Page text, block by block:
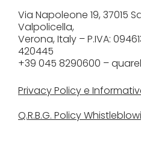
Via Napoleone 19, 37015
Valpolicella,
Verona, Italy – P.IVA:
420445
+39 045 8290600 –
Privacy Policy e
Q.R.B.G. Policy